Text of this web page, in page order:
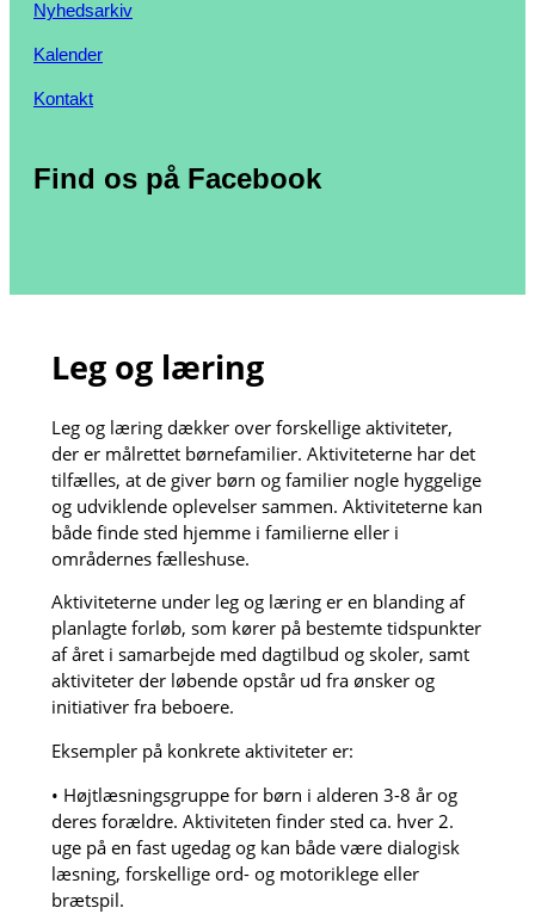
Nyhedsarkiv
Kalender
Kontakt
Find os på Facebook
Leg og læring
Leg og læring dækker over forskellige aktiviteter,
der er målrettet børnefamilier. Aktiviteterne har det
tilfælles, at de giver børn og familier nogle hyggelige
og udviklende oplevelser sammen. Aktiviteterne kan
både finde sted hjemme i familierne eller i
områdernes fælleshuse.
Aktiviteterne under leg og læring er en blanding af
planlagte forløb, som kører på bestemte tidspunkter
af året i samarbejde med dagtilbud og skoler, samt
aktiviteter der løbende opstår ud fra ønsker og
initiativer fra beboere.
Eksempler på konkrete aktiviteter er:
• Højtlæsningsgruppe for børn i alderen 3-8 år og
deres forældre. Aktiviteten finder sted ca. hver 2.
uge på en fast ugedag og kan både være dialogisk
læsning, forskellige ord- og motoriklege eller
brætspil.